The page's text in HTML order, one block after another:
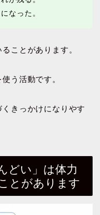
なった。
ことがあります。
う活動です。
きっかけになりやす
どい」は体力
とがあります